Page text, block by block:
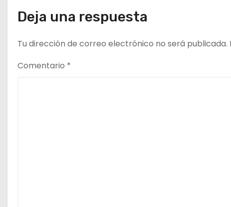
s
Deja una respuesta
Tu dirección de correo electrónico no será publicada.
Comentario *